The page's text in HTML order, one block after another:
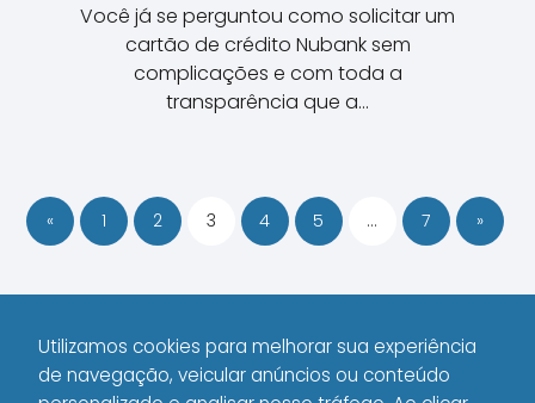
Você já se perguntou como solicitar um
cartão de crédito Nubank sem
complicações e com toda a
transparência que a…
« 1 2 3 4 5 … 7 »
Cartão de Credito
Utilizamos cookies para melhorar sua experiência
de navegação, veicular anúncios ou conteúdo